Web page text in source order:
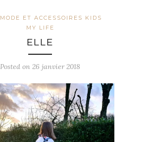
MODE ET ACCESSOIRES KIDS
MY LIFE
ELLE
Posted on 26 janvier 2018